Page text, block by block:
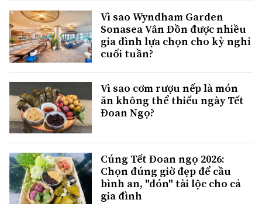
Vì sao Wyndham Garden
Sonasea Vân Đồn được nhiều
gia đình lựa chọn cho kỳ nghỉ
cuối tuần?
Vì sao cơm rượu nếp là món
ăn không thể thiếu ngày Tết
Đoan Ngọ?
Cúng Tết Đoan ngọ 2026:
Chọn đúng giờ đẹp để cầu
bình an, "đón" tài lộc cho cả
gia đình